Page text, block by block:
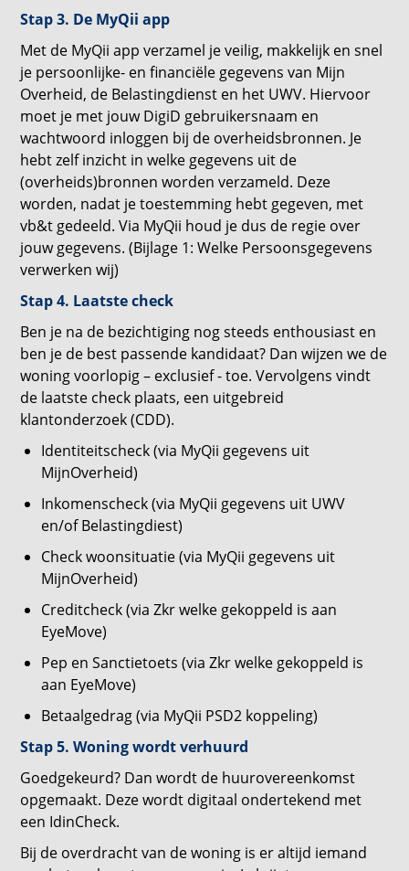
Stap 3. De MyQii app
Met de MyQii app verzamel je veilig, makkelijk en snel
je persoonlijke- en financiële gegevens van Mijn
Overheid, de Belastingdienst en het UWV. Hiervoor
moet je met jouw DigiD gebruikersnaam en
wachtwoord inloggen bij de overheidsbronnen. Je
hebt zelf inzicht in welke gegevens uit de
(overheids)bronnen worden verzameld. Deze
worden, nadat je toestemming hebt gegeven, met
vb&t gedeeld. Via MyQii houd je dus de regie over
jouw gegevens. (Bijlage 1: Welke Persoonsgegevens
verwerken wij)
Stap 4. Laatste check
Ben je na de bezichtiging nog steeds enthousiast en
ben je de best passende kandidaat? Dan wijzen we de
woning voorlopig – exclusief - toe. Vervolgens vindt
de laatste check plaats, een uitgebreid
klantonderzoek (CDD).
Identiteitscheck (via MyQii gegevens uit
MijnOverheid)
Inkomenscheck (via MyQii gegevens uit UWV
en/of Belastingdiest)
Check woonsituatie (via MyQii gegevens uit
MijnOverheid)
Creditcheck (via Zkr welke gekoppeld is aan
EyeMove)
Pep en Sanctietoets (via Zkr welke gekoppeld is
aan EyeMove)
Betaalgedrag (via MyQii PSD2 koppeling)
Stap 5. Woning wordt verhuurd
Goedgekeurd? Dan wordt de huurovereenkomst
opgemaakt. Deze wordt digitaal ondertekend met
een IdinCheck.
Bij de overdracht van de woning is er altijd iemand